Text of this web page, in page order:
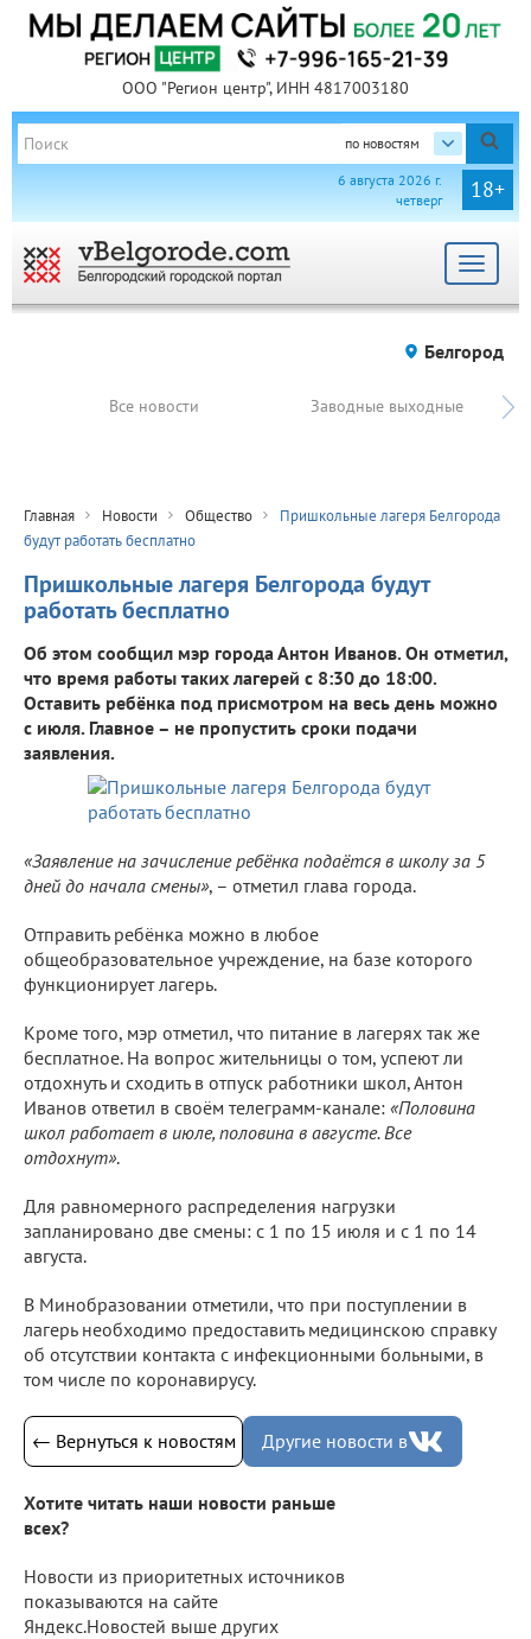
ООО "Регион центр", ИНН 4817003180
по новостям
18+
6 августа 2026 г.
четверг
Toggle
Белгород
Все новости Заводные выходные
Главная Новости Общество
Пришкольные лагеря Белгорода
будут работать бесплатно
Пришкольные лагеря Белгорода будут
работать бесплатно
Об этом сообщил мэр города Антон Иванов. Он отметил,
что время работы таких лагерей с 8:30 до 18:00.
Оставить ребёнка под присмотром на весь день можно
с июля. Главное – не пропустить сроки подачи
заявления.
«Заявление на зачисление ребёнка подаётся в школу за 5
дней до начала смены», – отметил глава города.
Отправить ребёнка можно в любое
общеобразовательное учреждение, на базе которого
функционирует лагерь.
Кроме того, мэр отметил, что питание в лагерях так же
бесплатное. На вопрос жительницы о том, успеют ли
отдохнуть и сходить в отпуск работники школ, Антон
Иванов ответил в своём телеграмм-канале: «Половина
школ работает в июле, половина в августе. Все
отдохнут».
Для равномерного распределения нагрузки
запланировано две смены: с 1 по 15 июля и с 1 по 14
августа.
В Минобразовании отметили, что при поступлении в
лагерь необходимо предоставить медицинскою справку
об отсутствии контакта с инфекционными больными, в
том числе по коронавирусу.
← Вернуться к новостям Другие новости в
Хотите читать наши новости раньше
всех?
Новости из приоритетных источников
показываются на сайте
Яндекс.Новостей выше других